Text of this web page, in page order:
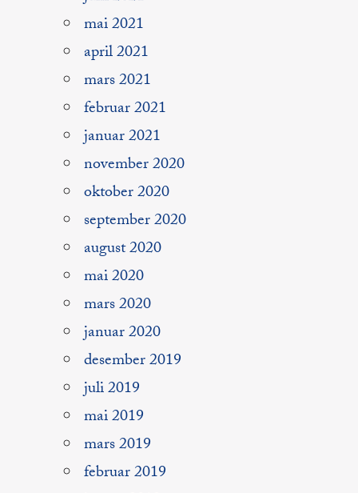
mai 2021
april 2021
mars 2021
februar 2021
januar 2021
november 2020
oktober 2020
september 2020
august 2020
mai 2020
mars 2020
januar 2020
desember 2019
juli 2019
mai 2019
mars 2019
februar 2019